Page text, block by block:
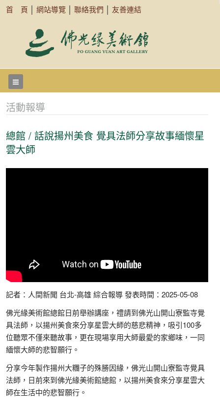
首 頁 網站導覽 聯絡我們 友善連結
活動報導
總館 / 話說揚州美食 覺具法師分享故事緬懷星
雲大師
記者：人間新聞 台北-高雄 綜合報導 發表時間：2025-05-08
佛光緣美術館總館日前舉辦講座，禮請到佛光山開山寮監寺覺
具法師，以揚州美食來分享星雲大師的慈悲精神，吸引100多
位聽眾不僅來聽故事，更在現場享用大師最愛的家鄉味，一同
緬懷大師的悲智願行。
分享今年製作揚州大糰子的殊勝因緣，佛光山開山寮監寺覺具
法師，日前來到佛光緣美術館總館，以揚州美食來分享星雲大
師在生活中的悲智願行。